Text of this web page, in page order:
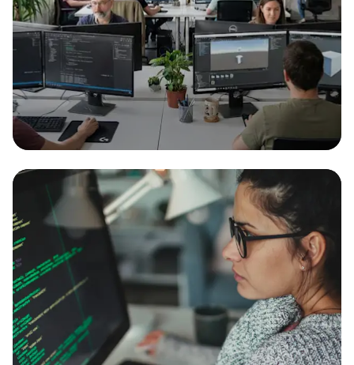
Dès 35€ par mois
Multirisque
La solution d'assurance tout-en-un pour votre
entreprise !
Obtenir mon devis
Obtenir mon devis